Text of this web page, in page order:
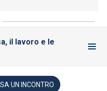
il lavoro e le
UN INCONTRO